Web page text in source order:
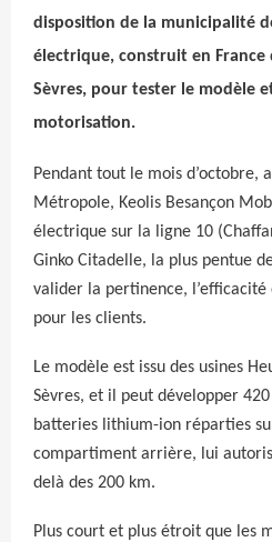
disposition de la municipalité
électrique, construit en France
Sèvres, pour tester le modèle
motorisation.
Pendant tout le mois d’octobre,
Métropole, Keolis Besançon
électrique sur la ligne 10
Ginko Citadelle, la plus pentue
valider la pertinence,
pour les clients.
Le modèle est issu des usines
Sèvres, et il peut développer
batteries lithium-ion réparties
compartiment arrière, lui
delà des 200 km.
Plus court et plus étroit que les